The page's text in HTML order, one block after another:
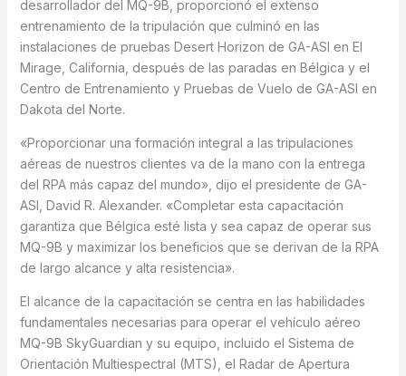
desarrollador del MQ-9B, proporcionó el extenso
entrenamiento de la tripulación que culminó en las
instalaciones de pruebas Desert Horizon de GA-ASI en El
Mirage, California, después de las paradas en Bélgica y el
Centro de Entrenamiento y Pruebas de Vuelo de GA-ASI en
Dakota del Norte.
«Proporcionar una formación integral a las tripulaciones
aéreas de nuestros clientes va de la mano con la entrega
del RPA más capaz del mundo», dijo el presidente de GA-
ASI, David R. Alexander. «Completar esta capacitación
garantiza que Bélgica esté lista y sea capaz de operar sus
MQ-9B y maximizar los beneficios que se derivan de la RPA
de largo alcance y alta resistencia».
El alcance de la capacitación se centra en las habilidades
fundamentales necesarias para operar el vehículo aéreo
MQ-9B SkyGuardian y su equipo, incluido el Sistema de
Orientación Multiespectral (MTS), el Radar de Apertura